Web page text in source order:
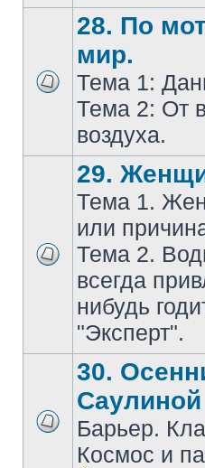
28. По
мир.
Тема 1:
Тема 2: От
воздуха.
29.
Тема 1.
или
Тема 2.
всегдa
нибудь
"Эксперт".
30.
Барьер.
Космос и